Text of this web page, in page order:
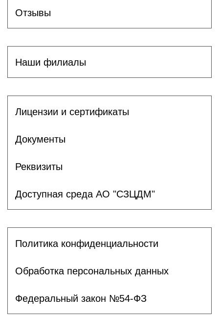
Отзывы
Наши филиалы
Лицензии и сертификаты
Документы
Реквизиты
Доступная среда АО "СЗЦДМ"
Политика конфиденциальности
Обработка персональных данных
Федеральный закон №54-ФЗ